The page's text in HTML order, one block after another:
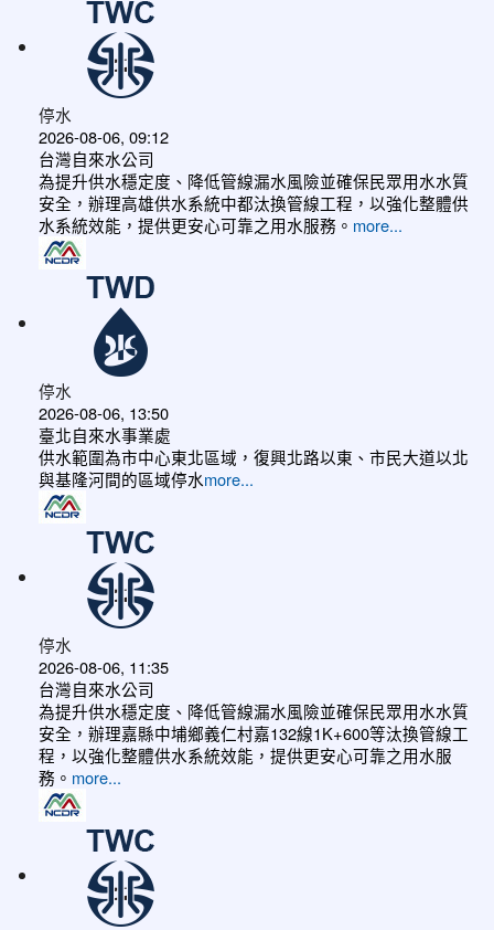
停水
2026-08-06, 09:12
台灣自來水公司
為提升供水穩定度、降低管線漏水風險並確保民眾用水水質
安全，辦理高雄供水系統中都汰換管線工程，以強化整體供
水系統效能，提供更安心可靠之用水服務。 more...
停水
2026-08-06, 13:50
臺北自來水事業處
供水範圍為市中心東北區域，復興北路以東、市民大道以北
與基隆河間的區域停水more...
停水
2026-08-06, 11:35
台灣自來水公司
為提升供水穩定度、降低管線漏水風險並確保民眾用水水質
安全，辦理嘉縣中埔鄉義仁村嘉132線1K+600等汰換管線工
程，以強化整體供水系統效能，提供更安心可靠之用水服
務。 more...